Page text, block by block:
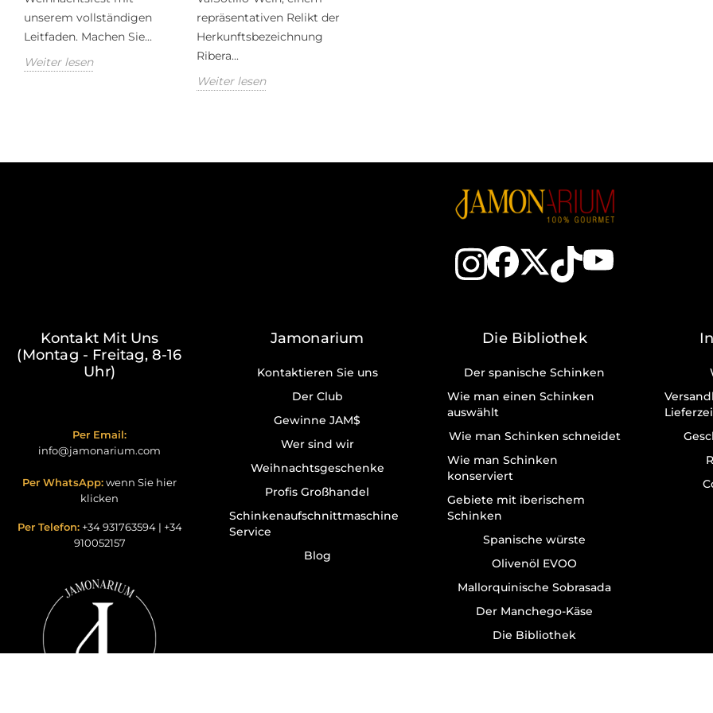
unserem vollständigen
Leitfaden. Machen Sie...
Weiter lesen
repräsentativen Relikt der
Herkunftsbezeichnung
Ribera...
Weiter lesen
Kontakt Mit Uns
(Montag - Freitag, 8-16
Uhr)
Per Email:
info@jamonarium.com
Per WhatsApp:wenn Sie hier
klicken
Per Telefon: +34 931763594| +34
910052157
Jamonarium
Kontaktieren Sie uns
Der Club
Gewinne JAM$
Wer sind wir
Weihnachtsgeschenke
Profis Großhandel
Schinkenaufschnittmaschine
Service
Blog
Die Bibliothek
Der spanische Schinken
Wie man einen Schinken
auswählt
Wie man Schinken schneidet
Wie man Schinken
konserviert
Gebiete mit iberischem
Schinken
Spanische würste
Olivenöl EVOO
Mallorquinische Sobrasada
Der Manchego-Käse
Die Bibliothek